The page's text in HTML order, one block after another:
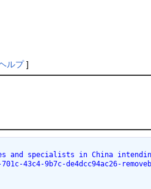
ルプ]
and specialists in China
43c4-9b7c-de4dcc94ac26-